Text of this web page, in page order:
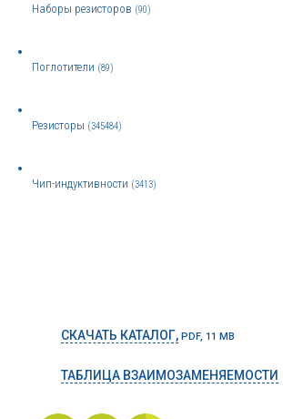
Наборы резисторов (90)
Поглотители (89)
Резисторы (345484)
Чип-индуктивности (3413)
СКАЧАТЬ КАТАЛОГ, PDF, 11 MB
ТАБЛИЦА ВЗАИМОЗАМЕНЯЕМОСТИ